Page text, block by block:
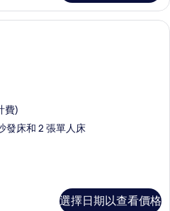
Mate Apartment 340 | 低過敏寢具、
費)
發床和 2 張單人床
選擇日期以查看價格